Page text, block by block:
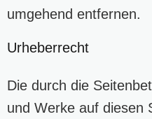
umgehend entfernen.
Urheberrecht
Die durch die
und Werke auf diesen